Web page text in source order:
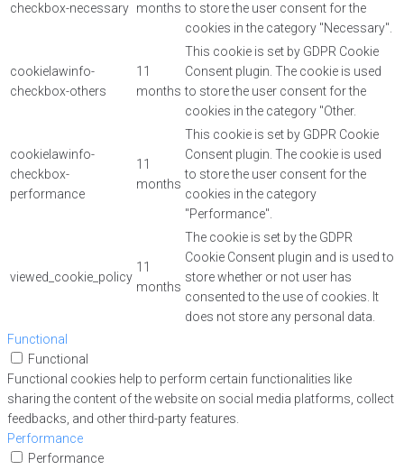
checkbox-necessary months to store the user consent for the
cookies in the category "Necessary".
cookielawinfo-
checkbox-others
11
months
This cookie is set by GDPR Cookie
Consent plugin. The cookie is used
to store the user consent for the
cookies in the category "Other.
cookielawinfo-
checkbox-
performance
11
months
This cookie is set by GDPR Cookie
Consent plugin. The cookie is used
to store the user consent for the
cookies in the category
"Performance".
viewed_cookie_policy
11
months
The cookie is set by the GDPR
Cookie Consent plugin and is used to
store whether or not user has
consented to the use of cookies. It
does not store any personal data.
Functional
Functional
Functional cookies help to perform certain functionalities like
sharing the content of the website on social media platforms, collect
feedbacks, and other third-party features.
Performance
Performance